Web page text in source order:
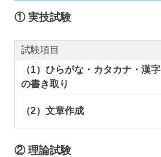
① 実技試験
試験項目
（1）ひらがな・カタカナ・漢字
の書き取り
（2）文章作成
② 理論試験